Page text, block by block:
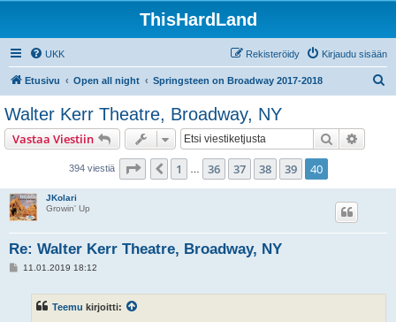
ThisHardLand
UKK Kirjaudu sisään
Rekisteröidy
Etusivu Open all night Springsteen on Broadway 2017-2018
Walter Kerr Theatre, Broadway, NY
Vastaa Viestiin Etsi
394 viestiä Sivu 40/ 40
Edellinen
1 36 37 38 39 40
JKolari
Growin' Up
Re: Walter Kerr Theatre, Broadway, NY
V11.01.2019 18:12
Teemu kirjoitti: